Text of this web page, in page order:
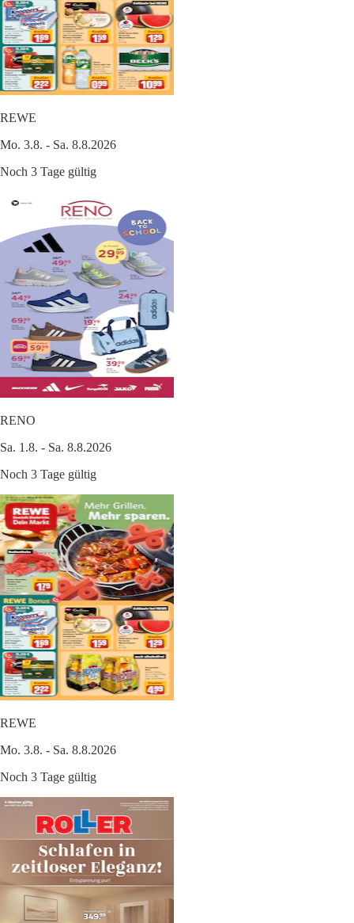
REWE
Mo. 3.8. - Sa. 8.8.2026
Noch 3 Tage gültig
RENO
Sa. 1.8. - Sa. 8.8.2026
Noch 3 Tage gültig
REWE
Mo. 3.8. - Sa. 8.8.2026
Noch 3 Tage gültig